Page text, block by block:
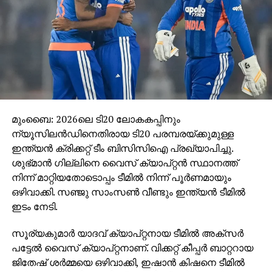
വിദ്യാഭ്യാസ സ്ഥാപനങ്ങള്‍ ഒന്നൊന്നായി
പടുത്തുയര്‍ത്തുന്നതിനും പിതാവിനോടൊപ്പം ഒരു
ചാലകശക്തിയായി അദ്ദേഹം നിലകൊണ്ടു. അടുത്ത
കാലത്തായി നടത്തിയ തന്റെ പ്രസംഗങ്ങളിലെല്ലാം
അദ്ദേഹം അക്കാര്യം എടുത്ത് പറയാറുണ്ടായിരുന്നു.
ഇന്ന് കാണുന്ന കേരളത്തെയാണ് 1960കളില്‍ സി.എച്ച്
സ്വപ്‌നം കണ്ടിരുന്നതെന്ന് അദ്ദേഹം നിരന്തരം
പറയാറുണ്ട്.
വിദ്യാര്‍ത്ഥിനികള്‍ തിങ്ങിനിറഞ്ഞ പല സദസ്സുകളിലും
അദ്ദേഹം ഈറനണിഞ്ഞുകൊണ്ട് പെണ്‍കുട്ടികള്‍ക്ക്
വിദ്യാഭ്യാസത്തിന് അവസരങ്ങള്‍ ഒരുക്കുന്നതിനായി
വിദ്യാഭ്യാസ വകുപ്പ് തുടക്കത്തിലേ കൈകാര്യം
ചെയ്തിരുന്ന പിതാവ് ചെയ്ത സേവനങ്ങള്‍ അദ്ദേഹം
പങ്കുവെക്കുന്ന നിമിഷങ്ങള്‍ക്ക് പലപ്പോഴും സാക്ഷ്യം
അറിവിന്റെ അലകടല്‍ ഉള്ളില്‍ സൂക്ഷിക്കുകയും
എന്നാല്‍ അത് ശാന്തമായും നര്‍മ്മത്തില്‍ ചാലിച്ചും
അവതരിപ്പിക്കുകയും ചെയ്തിരുന്ന ബാബുപോളിന്റെ
മുംബൈ: 2026ലെ ടി20 ലോകകപ്പിനും
ന്യൂസിലന്‍ഡിനെതിരായ ടി20 പരമ്പരയ്ക്കുമുള്ള
ഇന്ത്യന്‍ ക്രിക്കറ്റ് ടീം ബിസിസിഐ പ്രഖ്യാപിച്ചു.
ശുഭ്മാന്‍ ഗില്ലിനെ വൈസ് ക്യാപ്റ്റന്‍ സ്ഥാനത്ത്
നിന്ന് മാറ്റിയതോടൊപ്പം ടീമില്‍ നിന്ന് പൂര്‍ണമായും
ഒഴിവാക്കി. സഞ്ജു സാംസണ്‍ വീണ്ടും ഇന്ത്യന്‍ ടീമില്‍
ഇടം നേടി.
സൂര്യകുമാര്‍ യാദവ് ക്യാപ്റ്റനായ ടീമില്‍ അക്‌സര്‍
പട്ടേല്‍ വൈസ് ക്യാപ്റ്റനാണ്. വിക്കറ്റ് കീപ്പര്‍ ബാറ്ററായ
ജിതേഷ് ശര്‍മ്മയെ ഒഴിവാക്കി, ഇഷാന്‍ കിഷനെ ടീമില്‍